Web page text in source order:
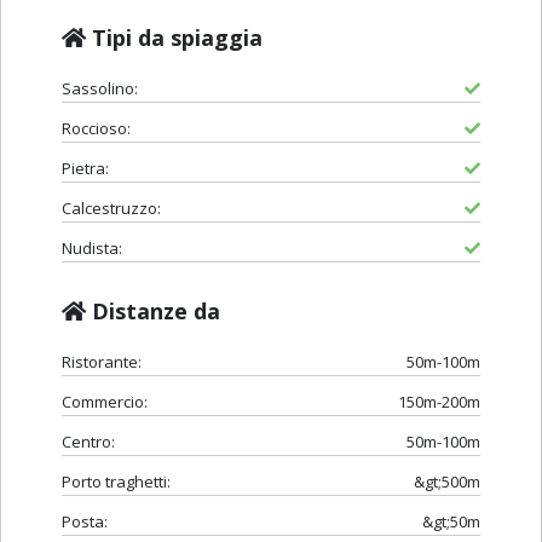
Tipi da spiaggia
Sassolino:
Roccioso:
Pietra:
Calcestruzzo:
Nudista:
Distanze da
Ristorante:
50m-100m
Commercio:
150m-200m
Centro:
50m-100m
Porto traghetti:
&gt;500m
Posta:
&gt;50m